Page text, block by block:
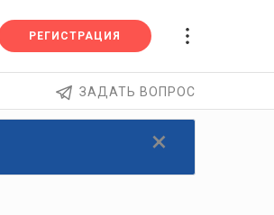
РЕГИСТРАЦИЯ
ЗАДАТЬ ВОПРОС
×